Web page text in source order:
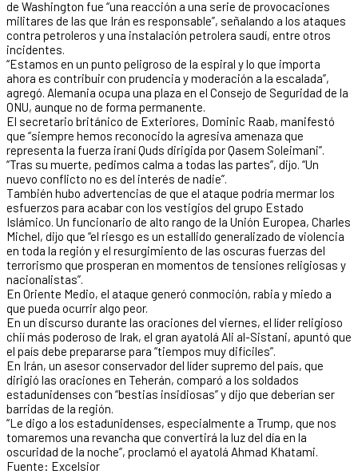
de Washington fue “una reacción a una serie de provocaciones
militares de las que Irán es responsable”, señalando a los ataques
contra petroleros y una instalación petrolera saudí, entre otros
incidentes.
“Estamos en un punto peligroso de la espiral y lo que importa
ahora es contribuir con prudencia y moderación a la escalada”,
agregó. Alemania ocupa una plaza en el Consejo de Seguridad de la
ONU, aunque no de forma permanente.
El secretario británico de Exteriores, Dominic Raab, manifestó
que “siempre hemos reconocido la agresiva amenaza que
representa la fuerza iraní Quds dirigida por Qasem Soleimani”.
“Tras su muerte, pedimos calma a todas las partes”, dijo. “Un
nuevo conflicto no es del interés de nadie”.
También hubo advertencias de que el ataque podría mermar los
esfuerzos para acabar con los vestigios del grupo Estado
Islámico. Un funcionario de alto rango de la Unión Europea, Charles
Michel, dijo que “el riesgo es un estallido generalizado de violencia
en toda la región y el resurgimiento de las oscuras fuerzas del
terrorismo que prosperan en momentos de tensiones religiosas y
nacionalistas”.
En Oriente Medio, el ataque generó conmoción, rabia y miedo a
que pueda ocurrir algo peor.
En un discurso durante las oraciones del viernes, el líder religioso
chií más poderoso de Irak, el gran ayatolá Ali al-Sistani, apuntó que
el país debe prepararse para “tiempos muy difíciles”.
En Irán, un asesor conservador del líder supremo del país, que
dirigió las oraciones en Teherán, comparó a los soldados
estadunidenses con “bestias insidiosas” y dijo que deberían ser
barridas de la región.
“Le digo a los estadunidenses, especialmente a Trump, que nos
tomaremos una revancha que convertirá la luz del día en la
oscuridad de la noche”, proclamó el ayatolá Ahmad Khatami.
Fuente: Excelsior